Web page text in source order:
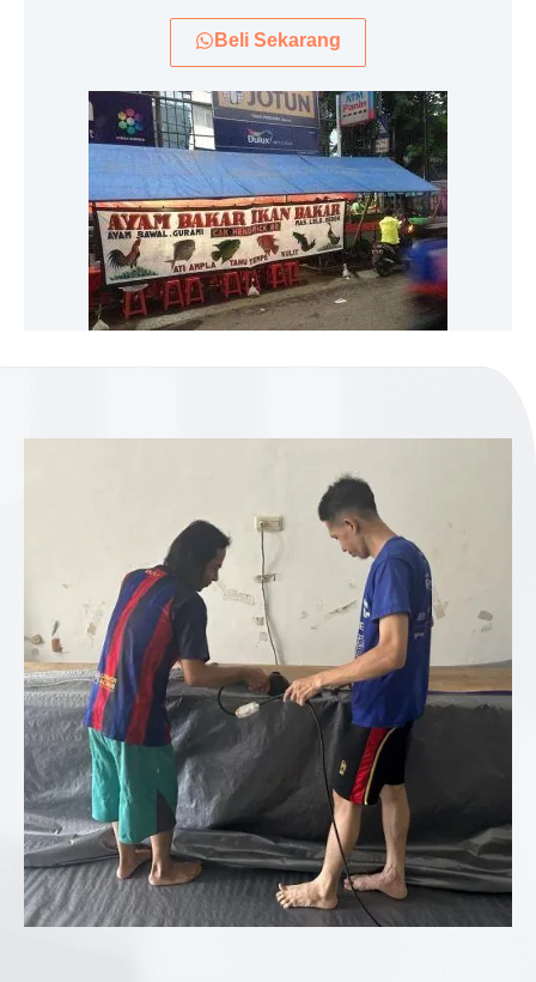
Beli Sekarang